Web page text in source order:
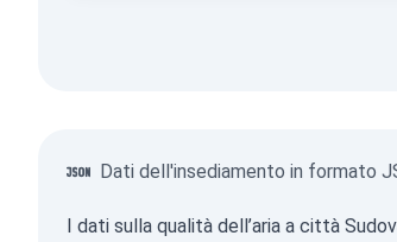
Dati dell'insediamento in formato
I dati sulla qualità dell’aria a città